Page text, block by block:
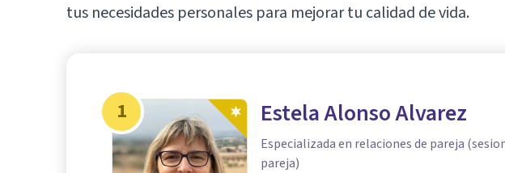
tus necesidades personales para mejorar tu calidad de vida.
1 Estela Alonso Alvarez
Especializada en relaciones de pareja
pareja)